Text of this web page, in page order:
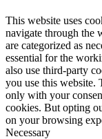
This website uses
navigate through the
are categorized as
essential for the
also use third-party
you use this website.
only with your
cookies. But opting
on your browsing
Necessary